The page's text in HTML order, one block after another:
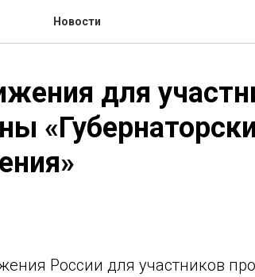
Новости
для
России для участников